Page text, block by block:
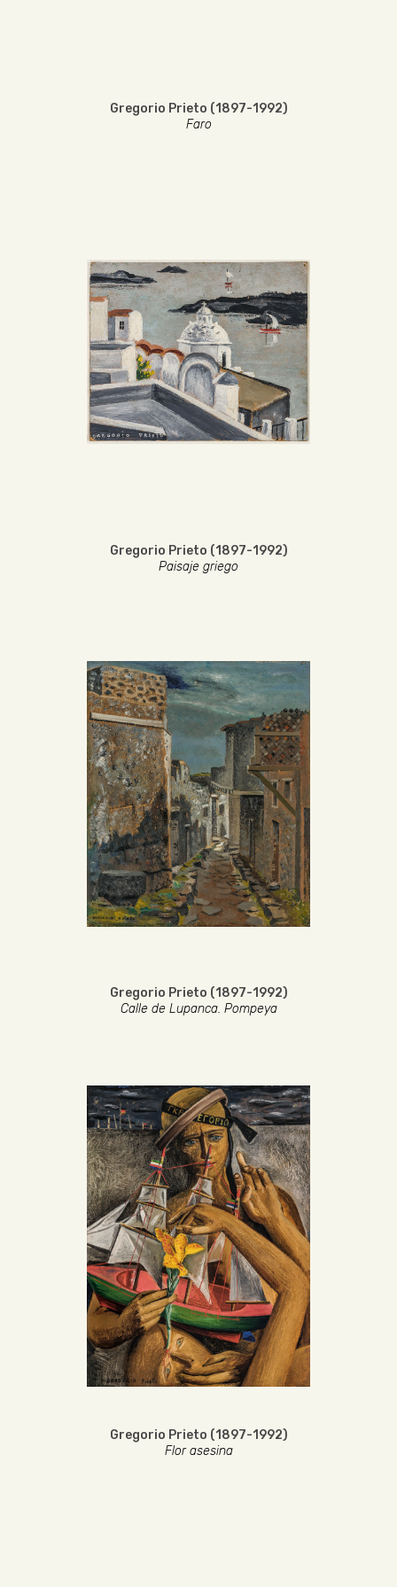
Gregorio Prieto (1897-1992)
Faro
Gregorio Prieto (1897-1992)
Paisaje griego
Gregorio Prieto (1897-1992)
Calle de Lupanca. Pompeya
Gregorio Prieto (1897-1992)
Flor asesina